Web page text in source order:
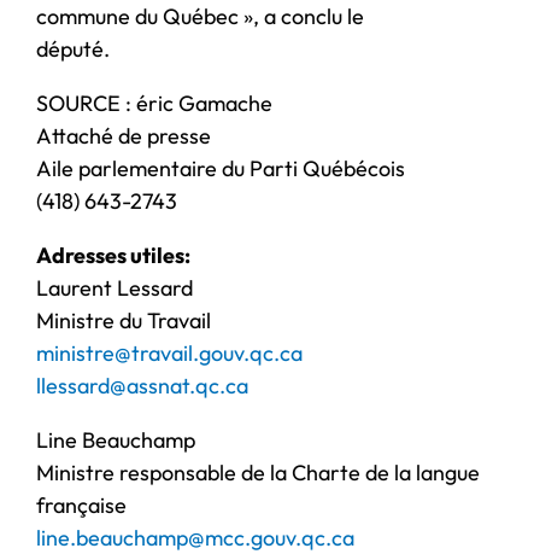
commune du Québec », a conclu le
député.
SOURCE : éric Gamache
Attaché de presse
Aile parlementaire du Parti Québécois
(418) 643-2743
Adresses utiles:
Laurent Lessard
Ministre du Travail
ministre@travail.gouv.qc.ca
llessard@assnat.qc.ca
Line Beauchamp
Ministre responsable de la Charte de la langue
française
line.beauchamp@mcc.gouv.qc.ca